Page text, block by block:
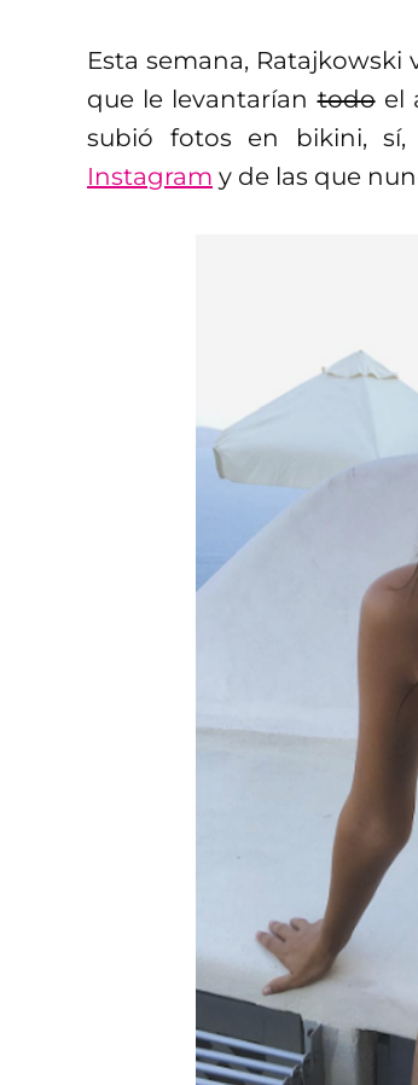
Esta semana, Ratajkowski
que le levantaríantodoel
subió fotos en bikini, sí,
Instagram y de las que